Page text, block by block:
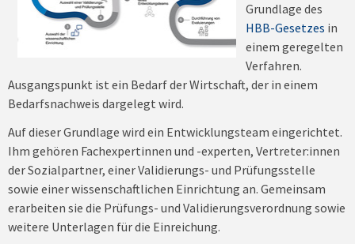
Grundlage des
HBB-Gesetzes in
einem geregelten
Verfahren.
Ausgangspunkt ist ein Bedarf der Wirtschaft, der in einem
Bedarfsnachweis dargelegt wird.
Auf dieser Grundlage wird ein Entwicklungsteam eingerichtet.
Ihm gehören Fachexpertinnen und -experten, Vertreter:innen
der Sozialpartner, einer Validierungs- und Prüfungsstelle
sowie einer wissenschaftlichen Einrichtung an. Gemeinsam
erarbeiten sie die Prüfungs- und Validierungsverordnung sowie
weitere Unterlagen für die Einreichung.